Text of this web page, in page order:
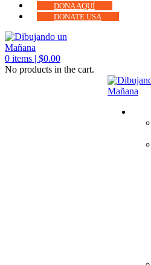
DONA AQUÍ
DONATE USA
0 items | $0.00
No products in the cart.